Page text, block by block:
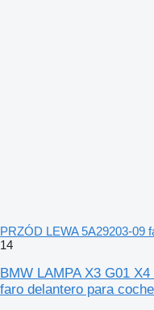
PRZÓD LEWA 5A29203-09
14
BMW LAMPA X3 G01
faro delantero para coche